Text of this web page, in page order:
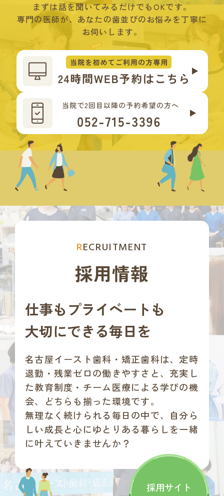
まずは話を聞いてみるだけでもOKです。
専門の医師が、あなたの歯並びのお悩みを丁寧に
お伺いします。
RECRUITMENT
採用情報
仕事もプライベートも
大切にできる毎日を
名古屋イースト歯科・矯正歯科は、 定時
退勤・残業ゼロの働きやすさと、充実し
た教育制度・チーム医療による学びの機
会、どちらも揃った環境です。
無理なく続けられる毎日の中で、自分ら
しい成長と心にゆとりある暮らしを一緒
に叶えていきませんか？
採用サイト